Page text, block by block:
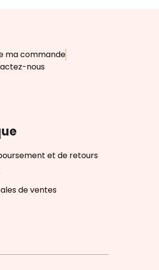
ma commande
nous
et de retours
de ventes